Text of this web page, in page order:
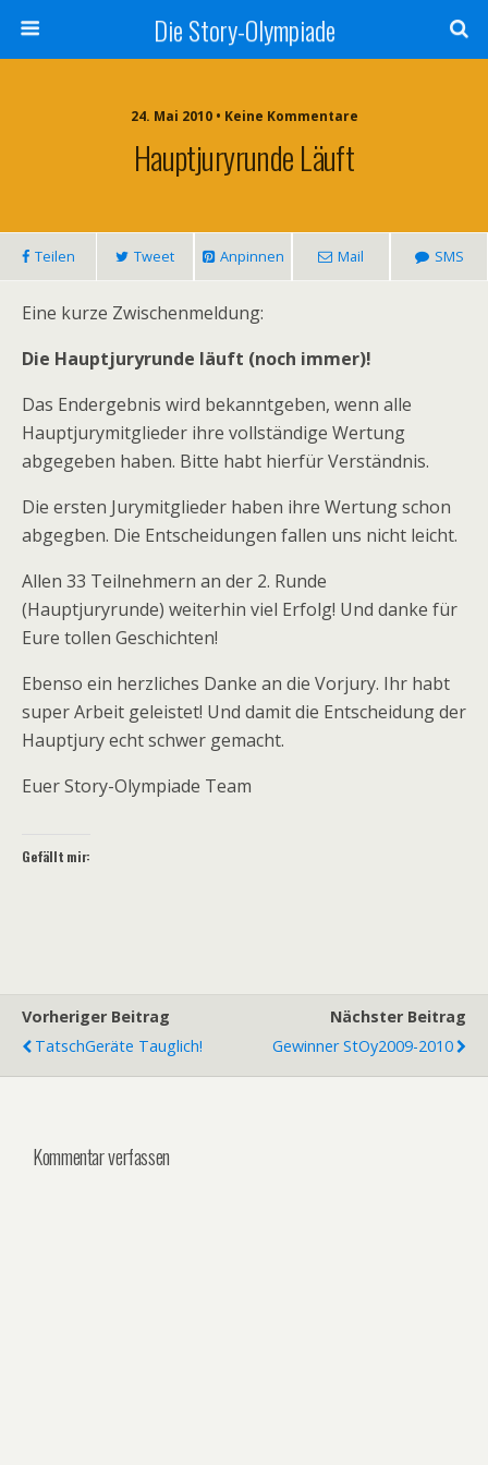
Die Story-Olympiade
24. Mai 2010 • Keine Kommentare
Hauptjuryrunde Läuft
Teilen Tweet Anpinnen Mail SMS
Eine kurze Zwischenmeldung:
Die Hauptjuryrunde läuft (noch immer)!
Das Endergebnis wird bekanntgeben, wenn alle
Hauptjurymitglieder ihre vollständige Wertung
abgegeben haben. Bitte habt hierfür Verständnis.
Die ersten Jurymitglieder haben ihre Wertung schon
abgegben. Die Entscheidungen fallen uns nicht leicht.
Allen 33 Teilnehmern an der 2. Runde
(Hauptjuryrunde) weiterhin viel Erfolg! Und danke für
Eure tollen Geschichten!
Ebenso ein herzliches Danke an die Vorjury. Ihr habt
super Arbeit geleistet! Und damit die Entscheidung der
Hauptjury echt schwer gemacht.
Euer Story-Olympiade Team
Gefällt mir:
Vorheriger Beitrag
TatschGeräte Tauglich!
Nächster Beitrag
Gewinner StOy2009-2010
Kommentar verfassen